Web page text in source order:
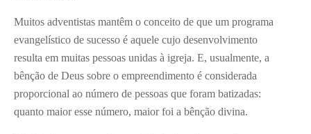
Muitos adventistas mantêm o conceito de que um programa
evangelístico de sucesso é aquele cujo desenvolvimento
resulta em muitas pessoas unidas à igreja. E, usualmente, a
bênção de Deus sobre o empreendimento é considerada
proporcional ao número de pessoas que foram batizadas:
quanto maior esse número, maior foi a bênção divina.